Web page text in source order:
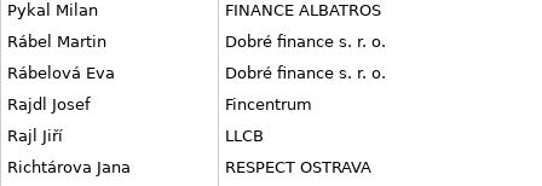
Pykal Milan
FINANCE ALBATROS
Rábel Martin
Dobré finance s. r. o.
Rábelová Eva
Dobré finance s. r. o.
Rajdl Josef
Fincentrum
Rajl Jiří
LLCB
Richtárova Jana
RESPECT OSTRAVA